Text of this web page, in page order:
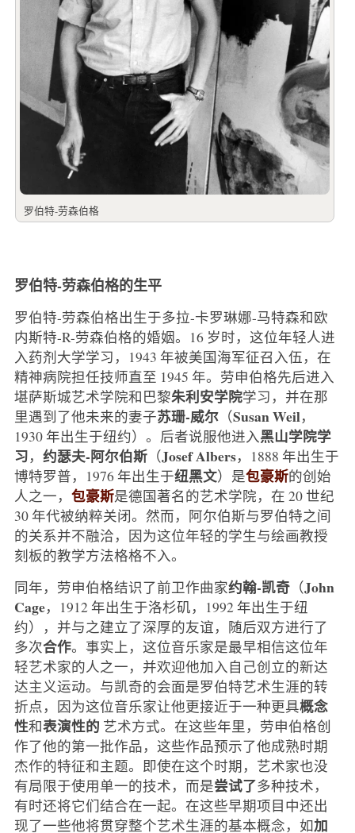
罗伯特-劳森伯格
罗伯特-劳森伯格的生平
罗伯特-劳森伯格出生于多拉-卡罗琳娜-马特森和欧
内斯特-R-劳森伯格的婚姻。16 岁时，这位年轻人进
入药剂大学学习，1943 年被美国海军征召入伍，在
精神病院担任技师直至 1945 年。劳申伯格先后进入
堪萨斯城艺术学院和巴黎朱利安学院学习，并在那
里遇到了他未来的妻子苏珊-威尔（Susan Weil，
1930 年出生于纽约）。后者说服他进入黑山学院学
习， 约瑟夫-阿尔伯斯（Josef Albers，1888 年出生于
博特罗普，1976 年出生于纽黑文）是包豪斯的创始
人之一， 包豪斯是德国著名的艺术学院，在 20 世纪
30 年代被纳粹关闭。然而，阿尔伯斯与罗伯特之间
的关系并不融洽，因为这位年轻的学生与绘画教授
刻板的教学方法格格不入。
同年，劳申伯格结识了前卫作曲家约翰-凯奇（John
Cage，1912 年出生于洛杉矶，1992 年出生于纽
约），并与之建立了深厚的友谊，随后双方进行了
多次合作。事实上，这位音乐家是最早相信这位年
轻艺术家的人之一，并欢迎他加入自己创立的新达
达主义运动。与凯奇的会面是罗伯特艺术生涯的转
折点，因为这位音乐家让他更接近于一种更具概念
性和表演性的 艺术方式。在这些年里，劳申伯格创
作了他的第一批作品，这些作品预示了他成熟时期
杰作的特征和主题。即使在这个时期，艺术家也没
有局限于使用单一的技术，而是尝试了多种技术，
有时还将它们结合在一起。在这些早期项目中还出
现了一些他将贯穿整个艺术生涯的基本概念，如加